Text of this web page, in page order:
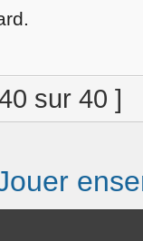
sur 40 ]